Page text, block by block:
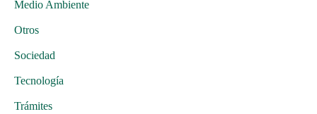
Medio Ambiente
Otros
Sociedad
Tecnología
Trámites